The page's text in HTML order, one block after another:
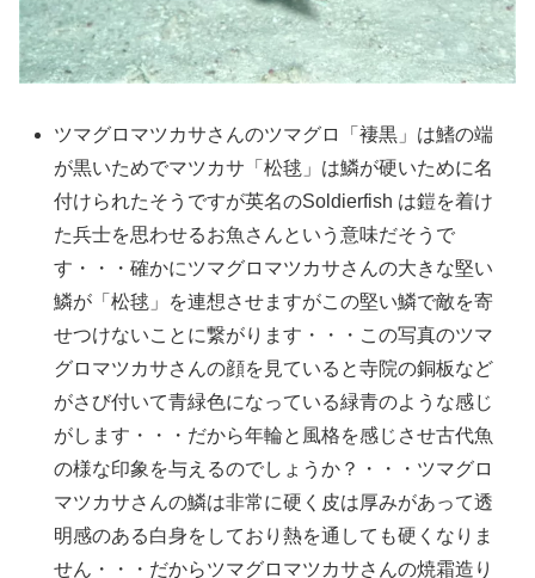
ツマグロマツカサさんのツマグロ「褄黒」は鰭の端
が黒いためでマツカサ「松毬」は鱗が硬いために名
付けられたそうですが英名のSoldierfish は鎧を着け
た兵士を思わせるお魚さんという意味だそうで
す・・・確かにツマグロマツカサさんの大きな堅い
鱗が「松毬」を連想させますがこの堅い鱗で敵を寄
せつけないことに繋がります・・・この写真のツマ
グロマツカサさんの顔を見ていると寺院の銅板など
がさび付いて青緑色になっている緑青のような感じ
がします・・・だから年輪と風格を感じさせ古代魚
の様な印象を与えるのでしょうか？・・・ツマグロ
マツカサさんの鱗は非常に硬く皮は厚みがあって透
明感のある白身をしており熱を通しても硬くなりま
せん・・・だからツマグロマツカサさんの焼霜造り